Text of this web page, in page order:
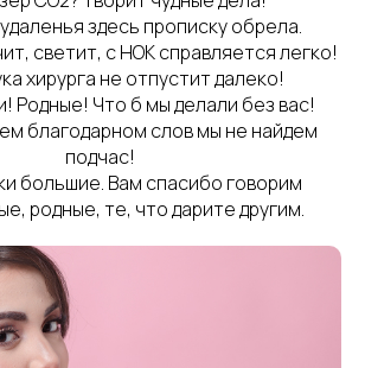
здесь прописку обрела.
светит, с НОК справляется легко!
хирурга не отпустит далеко!
Родные! Что б мы делали без вас!
благодарном слов мы не найдем
подчас!
большие. Вам спасибо говорим
родные, те, что дарите другим.